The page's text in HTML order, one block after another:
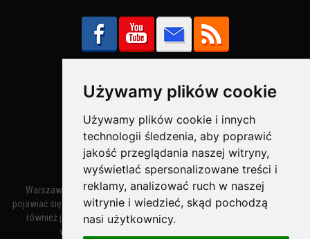
Używamy plików cookie
Używamy plików cookie i innych
technologii śledzenia, aby poprawić
jakość przeglądania naszej witryny,
wyświetlać spersonalizowane treści i
reklamy, analizować ruch w naszej
witrynie i wiedzieć, skąd pochodzą
nasi użytkownicy.
Bezpieczne Płatności obsługuje:
Warszawa – miasto stołeczne Warszawa. Nazwa miasta zaczęła
pojawiać się w dokumentach w XIV wieku jako Warszewa, a od XV wieku
również jako Warszowa. Zmiana nazwy na Warszawa w XV wieku
wynikała z mazowieckiej wymowy dialektycznej.